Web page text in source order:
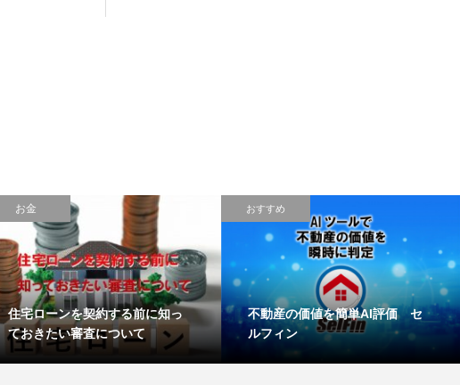
お金
住宅ローンを契約する前に知っ
ておきたい審査について
おすすめ
不動産の価値を簡単AI評価 セ
ルフィン